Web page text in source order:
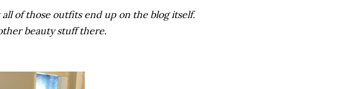
all of those outfits end up on the blog itself.
beauty stuff there.